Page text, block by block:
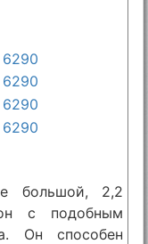
большой, 2,2
с подобным
Он способен